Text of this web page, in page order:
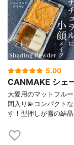
5.00
CANMAKE シェ
大愛用のマットフル
間入り💫コンパクト
す！型押しが雪の結